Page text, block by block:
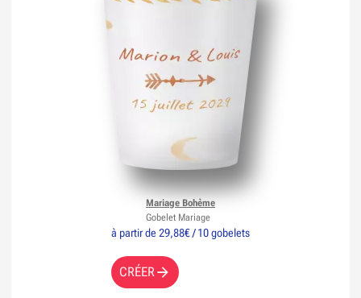
à partir de 29,88€ / 10 gobelets
CRÉER
Mariage Bohème
Gobelet Mariage